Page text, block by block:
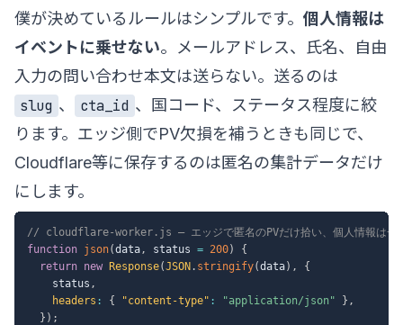
僕が決めているルールはシンプルです。 個人情報は
イベントに乗せない。メールアドレス、氏名、自由
入力の問い合わせ本文は送らない。送るのは
slug 、 cta_id 、国コード、ステータス程度に絞
ります。エッジ側でPV欠損を補うときも同じで、
Cloudflare等に保存するのは匿名の集計データだけ
にします。
// cloudflare-worker.js — エッジで匿名のPVだけ拾い、個人情報は一
function json(data, status = 200)
{
return new Response(JSON . stringify(data) ,
{
    status
,
headers : { "content-type" : "application/json" } ,
} ) ;